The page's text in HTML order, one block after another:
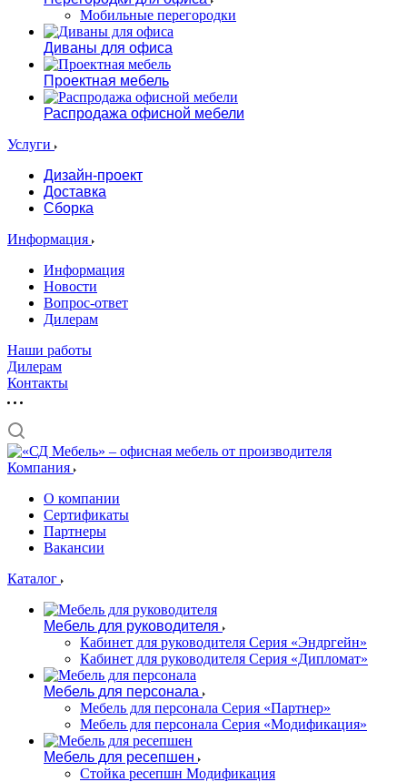
Мобильные перегородки
Диваны для офиса
Проектная мебель
Распродажа офисной мебели
Услуги
Дизайн-проект
Доставка
Сборка
Информация
Информация
Новости
Вопрос-ответ
Дилерам
Наши работы
Дилерам
Контакты
Компания
О компании
Сертификаты
Партнеры
Вакансии
Каталог
Мебель для руководителя
Кабинет для руководителя Серия «Эндргейн»
Кабинет для руководителя Серия «Дипломат»
Мебель для персонала
Мебель для персонала Серия «Партнер»
Мебель для персонала Серия «Модификация»
Мебель для ресепшен
Стойка ресепшн Модификация